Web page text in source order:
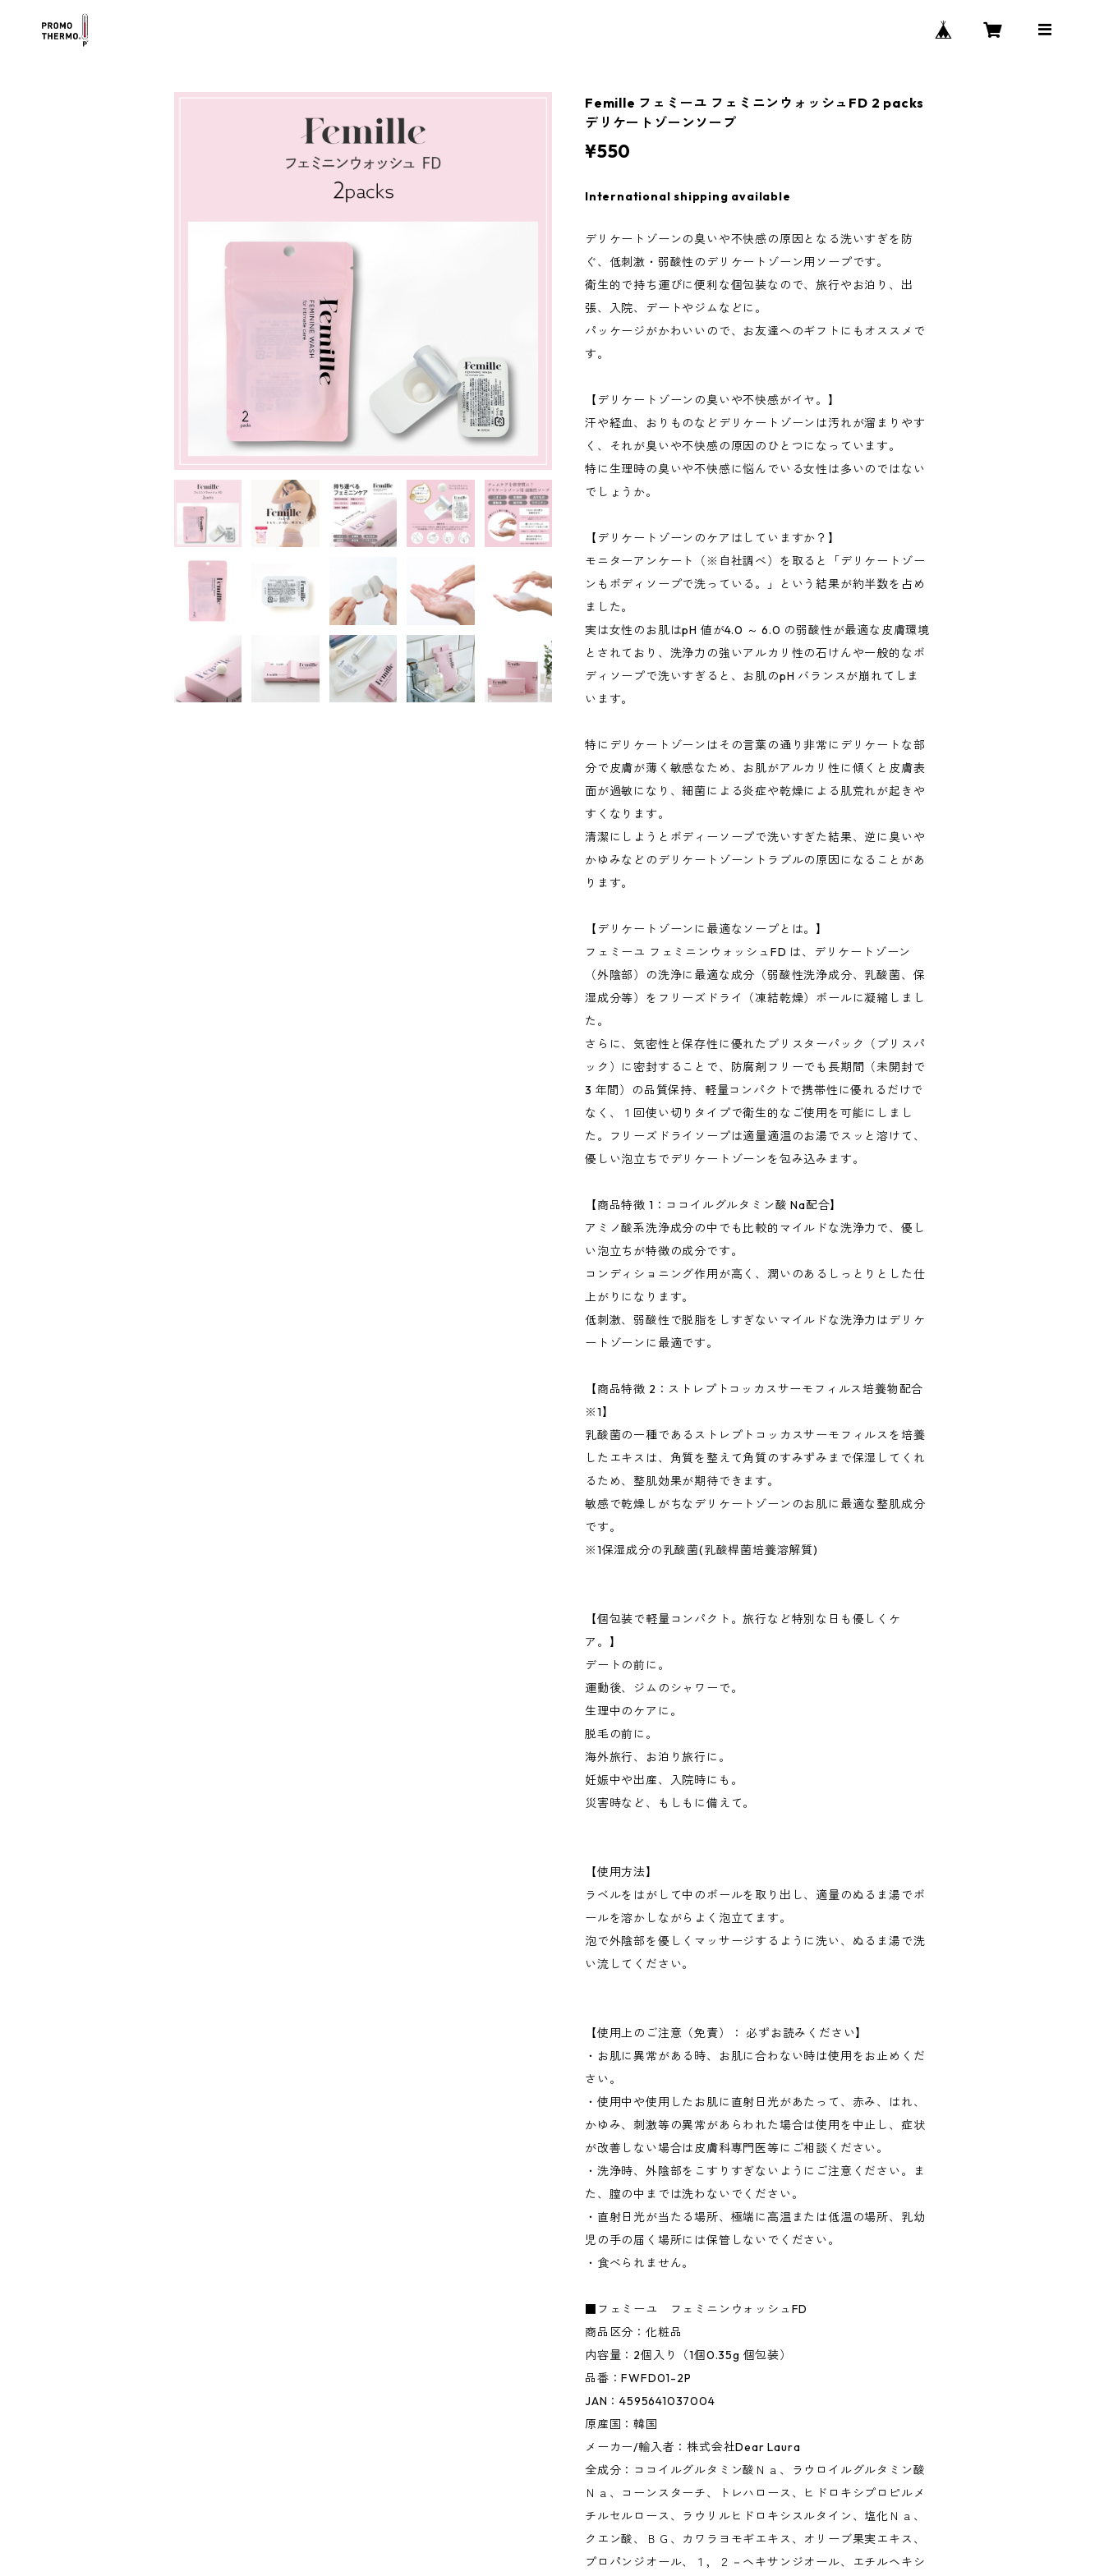
Femille フェミーユ フェミニンウォッシュFD 2 packs
デリケートゾーンソープ
¥550
International shipping available
デリケートゾーンの臭いや不快感の原因となる洗いすぎを防
ぐ、低刺激・弱酸性のデリケートゾーン用ソープです。
衛生的で持ち運びに便利な個包装なので、旅行やお泊り、出
張、入院、デートやジムなどに。
パッケージがかわいいので、お友達へのギフトにもオススメで
す。
【デリケートゾーンの臭いや不快感がイヤ。】
汗や経血、おりものなどデリケートゾーンは汚れが溜まりやす
く、それが臭いや不快感の原因のひとつになっています。
特に生理時の臭いや不快感に悩んでいる女性は多いのではない
でしょうか。
【デリケートゾーンのケアはしていますか？】
モニターアンケート（※自社調べ）を取ると「デリケートゾー
ンもボディソープで洗っている。」という結果が約半数を占め
ました。
実は女性のお肌はpH 値が4.0 ～ 6.0 の弱酸性が最適な皮膚環境
とされており、洗浄力の強いアルカリ性の石けんや一般的なボ
ディソープで洗いすぎると、お肌のpH バランスが崩れてしま
います。
特にデリケートゾーンはその言葉の通り非常にデリケートな部
分で皮膚が薄く敏感なため、お肌がアルカリ性に傾くと皮膚表
面が過敏になり、細菌による炎症や乾燥による肌荒れが起きや
すくなります。
清潔にしようとボディーソープで洗いすぎた結果、逆に臭いや
かゆみなどのデリケートゾーントラブルの原因になることがあ
ります。
【デリケートゾーンに最適なソープとは。】
フェミーユ フェミニンウォッシュFD は、デリケートゾーン
（外陰部）の洗浄に最適な成分（弱酸性洗浄成分、乳酸菌、保
湿成分等）をフリーズドライ（凍結乾燥）ボールに凝縮しまし
た。
さらに、気密性と保存性に優れたブリスターパック（ブリスパ
ック）に密封することで、防腐剤フリーでも長期間（未開封で
3 年間）の品質保持、軽量コンパクトで携帯性に優れるだけで
なく、１回使い切りタイプで衛生的なご使用を可能にしまし
た。フリーズドライソープは適量適温のお湯でスッと溶けて、
優しい泡立ちでデリケートゾーンを包み込みます。
【商品特徴 1：ココイルグルタミン酸 Na配合】
アミノ酸系洗浄成分の中でも比較的マイルドな洗浄力で、優し
い泡立ちが特徴の成分です。
コンディショニング作用が高く、潤いのあるしっとりとした仕
上がりになります。
低刺激、弱酸性で脱脂をしすぎないマイルドな洗浄力はデリケ
ートゾーンに最適です。
【商品特徴 2：ストレプトコッカスサーモフィルス培養物配合
※1】
乳酸菌の一種であるストレプトコッカスサーモフィルスを培養
したエキスは、角質を整えて角質のすみずみまで保湿してくれ
るため、整肌効果が期待できます。
敏感で乾燥しがちなデリケートゾーンのお肌に最適な整肌成分
です。
※1保湿成分の乳酸菌(乳酸桿菌培養溶解質)
【個包装で軽量コンパクト。旅行など特別な日も優しくケ
ア。】
デートの前に。
運動後、ジムのシャワーで。
生理中のケアに。
脱毛の前に。
海外旅行、お泊り旅行に。
妊娠中や出産、入院時にも。
災害時など、もしもに備えて。
【使用方法】
ラベルをはがして中のボールを取り出し、適量のぬるま湯でボ
ールを溶かしながらよく泡立てます。
泡で外陰部を優しくマッサージするように洗い、ぬるま湯で洗
い流してください。
【使用上のご注意（免責）： 必ずお読みください】
・お肌に異常がある時、お肌に合わない時は使用をお止めくだ
さい。
・使用中や使用したお肌に直射日光があたって、赤み、はれ、
かゆみ、刺激等の異常があらわれた場合は使用を中止し、症状
が改善しない場合は皮膚科専門医等にご相談ください。
・洗浄時、外陰部をこすりすぎないようにご注意ください。ま
た、膣の中までは洗わないでください。
・直射日光が当たる場所、極端に高温または低温の場所、乳幼
児の手の届く場所には保管しないでください。
・食べられません。
■フェミーユ フェミニンウォッシュFD
商品区分：化粧品
内容量：2個入り（1個0.35g 個包装）
品番：FWFD01-2P
JAN：4595641037004
原産国：韓国
メーカー/輸入者：株式会社Dear Laura
全成分：ココイルグルタミン酸Ｎａ、ラウロイルグルタミン酸
Ｎａ、コーンスターチ、トレハロース、ヒドロキシプロピルメ
チルセルロース、ラウリルヒドロキシスルタイン、塩化Ｎａ、
クエン酸、ＢＧ、カワラヨモギエキス、オリーブ果実エキス、
プロパンジオール、１，２－ヘキサンジオール、エチルヘキシ